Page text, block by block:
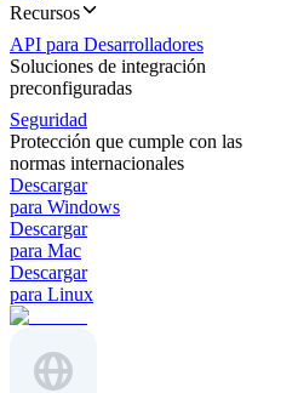
Recursos
API para Desarrolladores
Soluciones de integración
preconfiguradas
Seguridad
Protección que cumple con las
normas internacionales
Descargar
para Windows
Descargar
para Mac
Descargar
para Linux